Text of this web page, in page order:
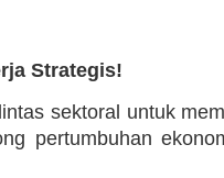
Strategis!
sektoral untuk
pertumbuhan